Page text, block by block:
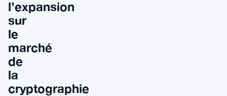
l’expansion
sur
le
marché
de
la
cryptographie